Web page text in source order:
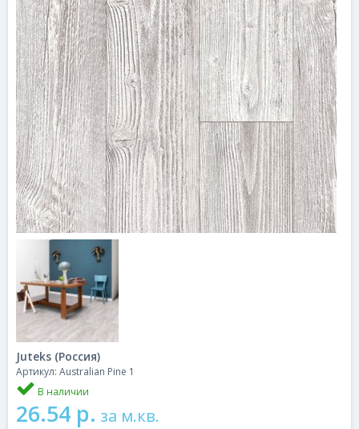
Juteks (Россия)
Артикул: Australian Pine 1
В наличии
26.54 р. за м.кв.